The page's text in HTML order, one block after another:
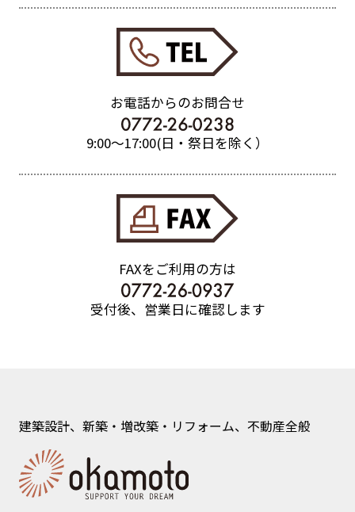
お電話からのお問合せ
9:00〜17:00(日・祭日を除く）
FAXをご利用の方は
受付後、営業日に確認します
建築設計、新築・増改築・リフォーム、不動産全般